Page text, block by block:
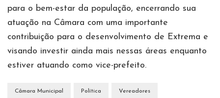
para o bem-estar da população, encerrando sua
atuação na Câmara com uma importante
contribuição para o desenvolvimento de Extrema e
visando investir ainda mais nessas áreas enquanto
estiver atuando como vice-prefeito.
Câmara Municipal Política Vereadores